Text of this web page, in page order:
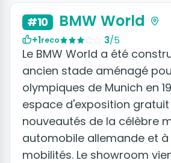
#10 BMW World
+1reco 3/5
Le BMW World a été
ancien stade aménagé
olympiques de Munich en
espace d'exposition
nouveautés de la célèbre
automobile allemande et à
mobilités. Le showroom